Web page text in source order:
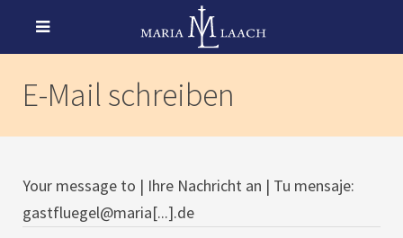
E-Mail schreiben
Your message to | Ihre Nachricht an | Tu mensaje:
gastfluegel@maria[...].de